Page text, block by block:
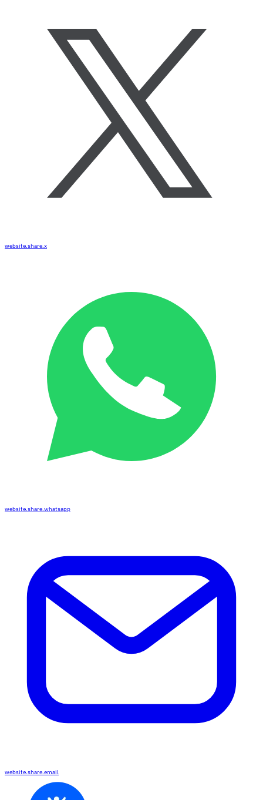
website.share.x
website.share.whatsapp
website.share.email